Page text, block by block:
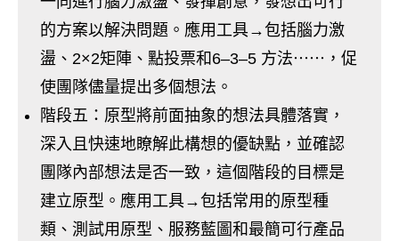
的方案以解決問題。應用工具→包括腦力激
盪、2×2矩陣、點投票和6–3–5 方法⋯⋯，促
使團隊儘量提出多個想法。
階段五：原型將前面抽象的想法具體落實，
深入且快速地瞭解此構想的優缺點，並確認
團隊內部想法是否一致，這個階段的目標是
建立原型。應用工具→包括常用的原型種
類、測試用原型、服務藍圖和最簡可行產品